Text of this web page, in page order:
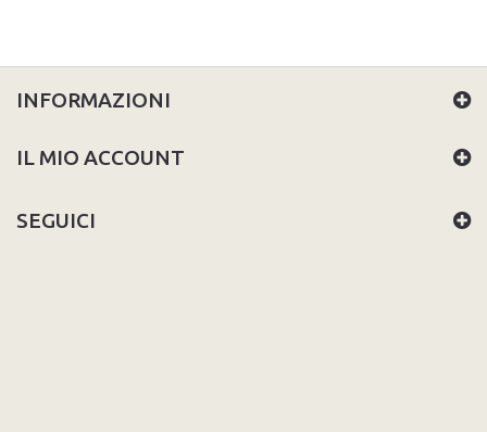
INFORMAZIONI
IL MIO ACCOUNT
SEGUICI